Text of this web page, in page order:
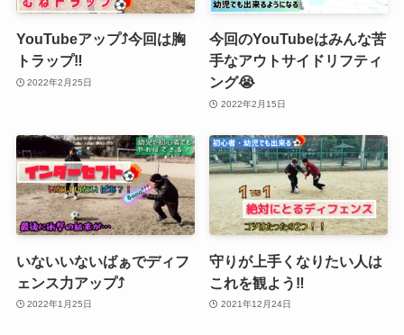
YouTubeアップ⤴️今回は胸
トラップ‼️
2022年2月25日
今回のYouTubeはみんな苦
手なアウトサイドリフティ
ング😭
2022年2月15日
いないいないばぁでディフ
ェンス力アップ⤴️
2022年1月25日
守りが上手くなりたい人は
これを観よう‼️
2021年12月24日